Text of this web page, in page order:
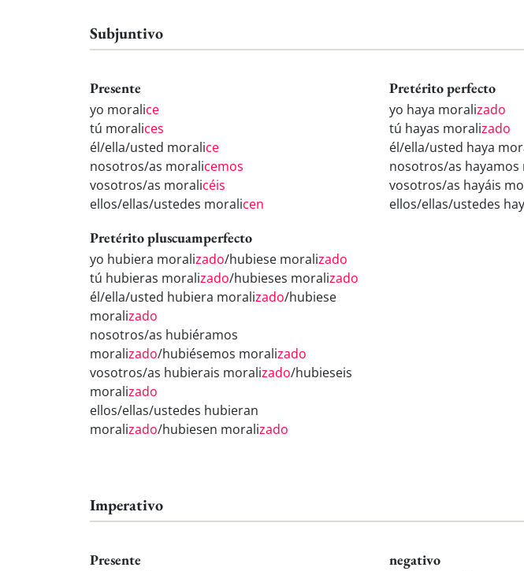
Subjuntivo
Presente
yo moralice
tú moralices
él/ella/usted moralice
nosotros/as moralicemos
vosotros/as moralicéis
ellos/ellas/ustedes moralicen
Pretérito perfecto
yo haya moralizado
tú hayas moralizado
él/ella/usted haya
nosotros/as hayamos
vosotros/as hayáis
ellos/ellas/ustedes
Pretérito pluscuamperfecto
yo hubiera moralizado/hubiese moralizado
tú hubieras moralizado/hubieses moralizado
él/ella/usted hubiera moralizado/hubiese
moralizado
nosotros/as hubiéramos
moralizado/hubiésemos moralizado
vosotros/as hubierais moralizado/hubieseis
moralizado
ellos/ellas/ustedes hubieran
moralizado/hubiesen moralizado
Imperativo
Presente negativo